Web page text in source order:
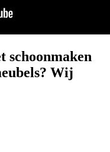
schoonmaken
Wij